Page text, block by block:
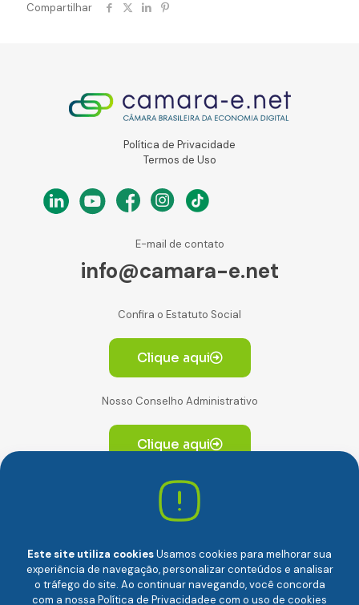
Compartilhar
Política de Privacidade
Termos de Uso
E-mail de contato
info@camara-e.net
Confira o Estatuto Social
Clique aqui
Nosso Conselho Administrativo
Clique aqui
Av. Paulista, 2064. Conjunto 14, (Edifício Paulista) -
CEP 01310-928 Consolação – São Paulo/SP
Este site utiliza cookiesUsamos cookies para melhorar sua
experiência de navegação, personalizar conteúdos e analisar
o tráfego do site. Ao continuar navegando, você concorda
com a nossa Política de Privacidadee com o uso de cookies